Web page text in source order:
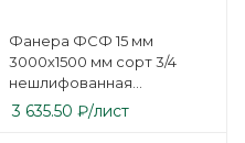
Фанера ФСФ 15 мм
3000х1500 мм сорт 3/4
нешлифованная
березовая
3 635.50 ₽/лист